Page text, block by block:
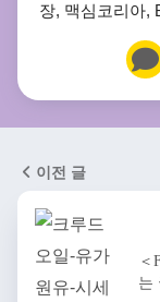
장, 맥심코리아,
이전 글
＜
는